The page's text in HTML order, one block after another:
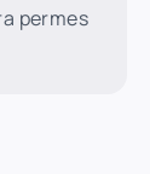
permes